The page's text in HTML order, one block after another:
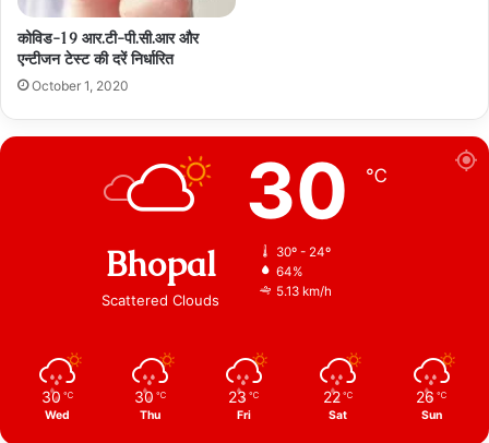
कोविड-19 आर.टी-पी.सी.आर और
एन्टीजन टेस्ट की दरें निर्धारित
October 1, 2020
Bhopal
Scattered Clouds
30 ℃
30º - 24º
64%
5.13 km/h
30 ℃
Wed
30 ℃
Thu
23 ℃
Fri
22 ℃
Sat
26 ℃
Sun